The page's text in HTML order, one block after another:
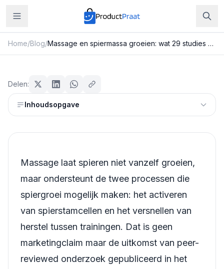
Home/Blog/ Massage en spiermassa groeien: wat 29 studies en één verrassende vondst je vertellen
Massage en spiermassa groeien:
wat 29 studies en één verrassende
vondst je vertellen
Redactie ProductPraat
Delen:
Inhoudsopgave
Massage laat spieren niet vanzelf groeien,
maar ondersteunt de twee processen die
spiergroei mogelijk maken: het activeren
van spierstamcellen en het versnellen van
herstel tussen trainingen. Dat is geen
marketingclaim maar de uitkomst van peer-
reviewed onderzoek gepubliceerd in het